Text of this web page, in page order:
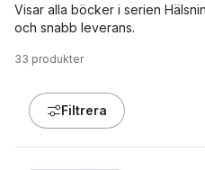
Visar alla böcker i serien
och snabb leverans.
33 produkter
Filtrera